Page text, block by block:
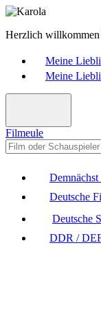
Herzlich
Meine
Meine
Filmeule
Deutsche
Deutsche
DDR /